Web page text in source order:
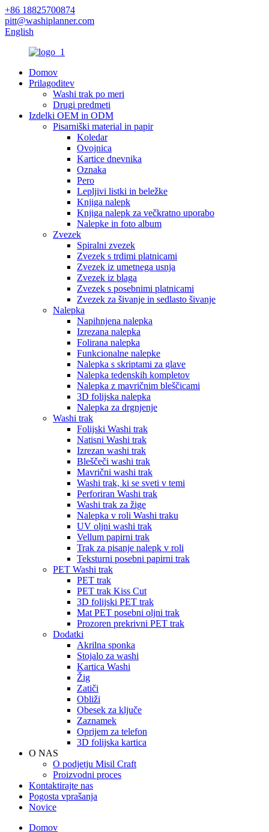
+86 18825700874
pitt@washiplanner.com
English
Domov
Prilagoditev
Washi trak po meri
Drugi predmeti
Izdelki OEM in ODM
Pisarniški material in papir
Koledar
Ovojnica
Kartice dnevnika
Oznaka
Pero
Lepljivi listki in beležke
Knjiga nalepk
Knjiga nalepk za večkratno uporabo
Nalepke in foto album
Zvezek
Spiralni zvezek
Zvezek s trdimi platnicami
Zvezek iz umetnega usnja
Zvezek iz blaga
Zvezek s posebnimi platnicami
Zvezek za šivanje in sedlasto šivanje
Nalepka
Napihnjena nalepka
Izrezana nalepka
Folirana nalepka
Funkcionalne nalepke
Nalepka s skriptami za glave
Nalepka tedenskih kompletov
Nalepka z mavričnim bleščicami
3D folijska nalepka
Nalepka za drgnjenje
Washi trak
Folijski Washi trak
Natisni Washi trak
Izrezan washi trak
Bleščeči washi trak
Mavrični washi trak
Washi trak, ki se sveti v temi
Perforiran Washi trak
Washi trak za žige
Nalepka v roli Washi traku
UV oljni washi trak
Vellum papirni trak
Trak za pisanje nalepk v roli
Teksturni posebni papirni trak
PET Washi trak
PET trak
PET trak Kiss Cut
3D folijski PET trak
Mat PET posebni oljni trak
Prozoren prekrivni PET trak
Dodatki
Akrilna sponka
Stojalo za washi
Kartica Washi
Žig
Zatiči
Obliži
Obesek za ključe
Zaznamek
Oprijem za telefon
3D folijska kartica
O NAS
O podjetju Misil Craft
Proizvodni proces
Kontaktirajte nas
Pogosta vprašanja
Novice
Domov